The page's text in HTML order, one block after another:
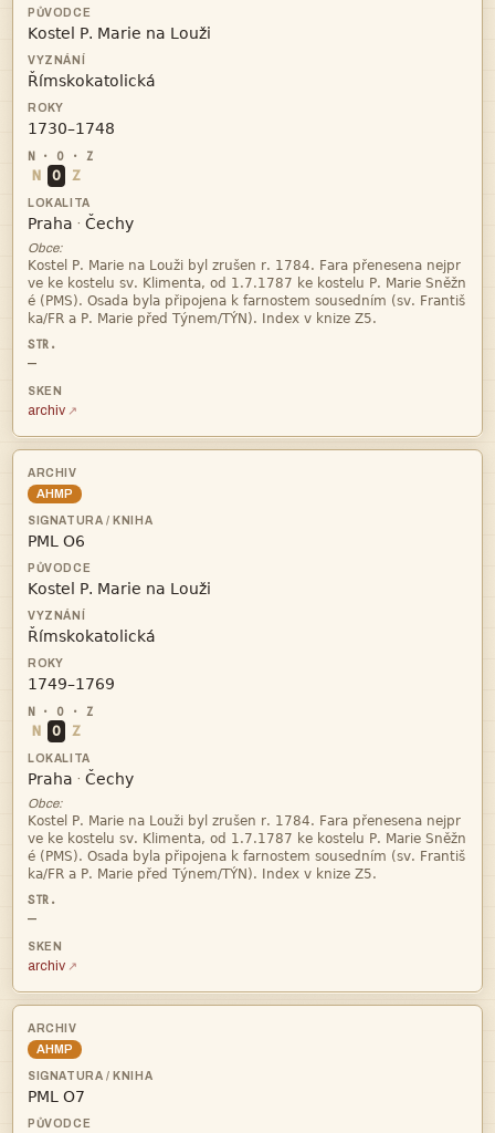



N O Z
 · 
Obce:




—
archiv
AHMP




N O Z
 · 
Obce:




—
archiv
AHMP
